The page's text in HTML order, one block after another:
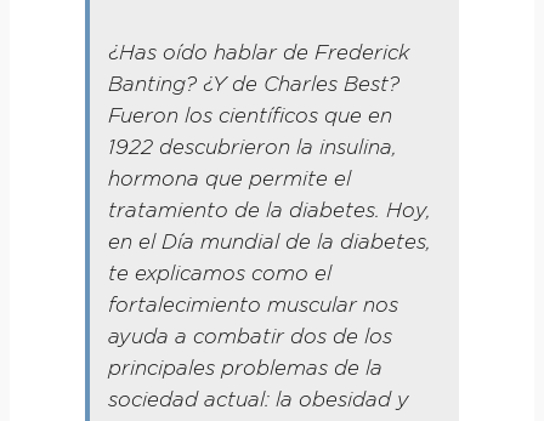
¿Has oído hablar de Frederick
Banting? ¿Y de Charles Best?
Fueron los científicos que en
1922 descubrieron la insulina,
hormona que permite el
tratamiento de la diabetes. Hoy,
en el Día mundial de la diabetes,
te explicamos como el
fortalecimiento muscular nos
ayuda a combatir dos de los
principales problemas de la
sociedad actual: la obesidad y